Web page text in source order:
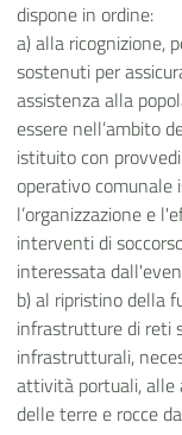
dispone in ordine:
a) alla ricognizione,
sostenuti per
assistenza alla
essere nell’ambito
istituito con
operativo comunale
l’organizzazione e
interventi di
interessata
b) al ripristino della
infrastrutture di reti
infrastrutturali,
attività portuali, alle
delle terre e rocce